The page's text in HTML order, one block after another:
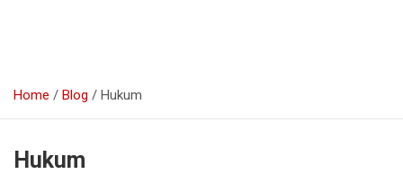
Home Blog Hukum
Hukum